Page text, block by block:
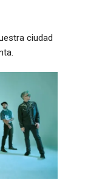
ciudad